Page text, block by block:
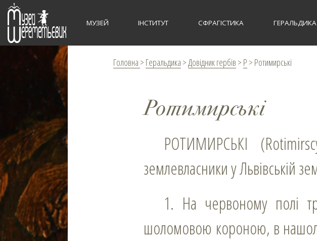
МУЗЕЙ ІНСТИТУТ СФРАГІСТИКА ГЕРАЛЬДИКА
Головна > Геральдика >Довідник гербів > Р > Ротимирські
Ротимирські
РОТИМИРСЬКІ (Rotimirscy) – земянський рід, у XVIІ–XVIII ст.
землевласники у Львівській
1. На червоному полі три срібних вруба; над щитом шолом під
шоломовою короною, в